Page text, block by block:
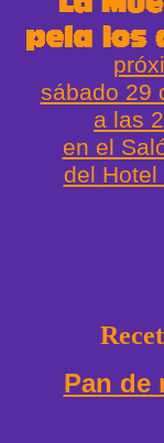
sábado 29
a las
en el
del
Pan de